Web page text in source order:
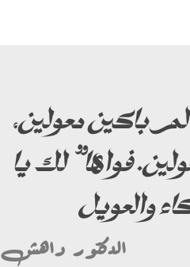
باكين معولين،
فواها” لك يا
والعويل
الدكتور داهش